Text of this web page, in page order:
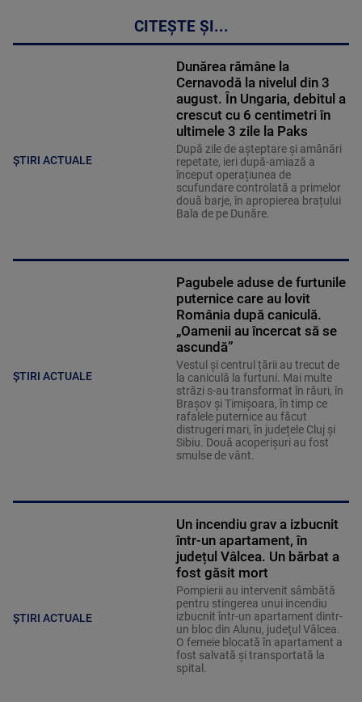
CITEȘTE ȘI...
ȘTIRI ACTUALE
Dunărea rămâne la
Cernavodă la nivelul din 3
august. În Ungaria, debitul a
crescut cu 6 centimetri în
ultimele 3 zile la Paks
După zile de așteptare și amânări
repetate, ieri după-amiază a
început operațiunea de
scufundare controlată a primelor
două barje, în apropierea brațului
Bala de pe Dunăre.
ȘTIRI ACTUALE
Pagubele aduse de furtunile
puternice care au lovit
România după caniculă.
„Oamenii au încercat să se
ascundă”
Vestul și centrul țării au trecut de
la caniculă la furtuni. Mai multe
străzi s-au transformat în râuri, în
Brașov și Timișoara, în timp ce
rafalele puternice au făcut
distrugeri mari, în județele Cluj și
Sibiu. Două acoperișuri au fost
smulse de vânt.
ȘTIRI ACTUALE
Un incendiu grav a izbucnit
într-un apartament, în
județul Vâlcea. Un bărbat a
fost găsit mort
Pompierii au intervenit sâmbătă
pentru stingerea unui incendiu
izbucnit într-un apartament dintr-
un bloc din Alunu, judeţul Vâlcea.
O femeie blocată în apartament a
fost salvată şi transportată la
spital.